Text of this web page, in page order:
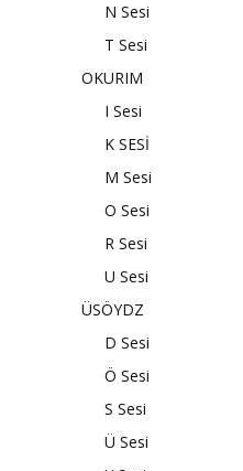
N Sesi
T Sesi
OKURIM
I Sesi
K SESİ
M Sesi
O Sesi
R Sesi
U Sesi
ÜSÖYDZ
D Sesi
Ö Sesi
S Sesi
Ü Sesi